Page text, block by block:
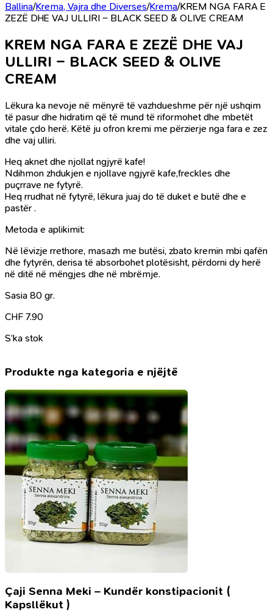
Ballina/Krema, Vajra dhe Diverses/Krema/KREM NGA FARA E
ZEZË DHE VAJ ULLIRI – BLACK SEED & OLIVE CREAM
KREM NGA FARA E ZEZË DHE VAJ
ULLIRI – BLACK SEED & OLIVE
CREAM
Lëkura ka nevoje në mënyrë të vazhdueshme për një ushqim
të pasur dhe hidratim që të mund të riformohet dhe mbetët
vitale çdo herë. Këtë ju ofron kremi me përzierje nga fara e zez
dhe vaj ulliri.
Heq aknet dhe njollat ngjyrë kafe!
Ndihmon zhdukjen e njollave ngjyrë kafe,freckles dhe
puçrrave ne fytyrë.
Heq rrudhat në fytyrë, lëkura juaj do të duket e butë dhe e
pastër .
Metoda e aplikimit:
Në lëvizje rrethore, masazh me butësi, zbato kremin mbi qafën
dhe fytyrën, derisa të absorbohet plotësisht, përdorni dy herë
në ditë në mëngjes dhe në mbrëmje.
Sasia 80 gr.
CHF 7.90
S’ka stok
Produkte nga kategoria e njëjtë
Çaji Senna Meki – Kundër konstipacionit (
Kapsllëkut )